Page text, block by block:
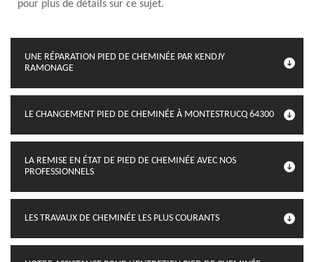
pour plus de détails sur ce sujet.
UNE RÉPARATION PIED DE CHEMINÉE PAR KENDJY
RAMONAGE
LE CHANGEMENT PIED DE CHEMINÉE À MONTESTRUCQ 64300
LA REMISE EN ÉTAT DE PIED DE CHEMINÉE AVEC NOS
PROFESSIONNELS
LES TRAVAUX DE CHEMINÉE LES PLUS COURANTS